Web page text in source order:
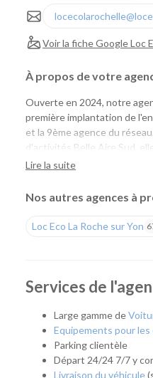
Voir la fiche Google Loc
À propos de votre
Ouverte en 2024, notre
première implantation de
et la 9ème agence du
d'activités Belle Aire Sud,
comme aux professionnels
de tarifs compétitifs et d'un
simplement besoin d'un
agence vous accompagne
Aytré, Périgny, Angoulins,
communes voisines.
Quel véhicule choisir ?
Lire la suite
Nos autres agences à
Loc Eco La Roche sur Yon
Services de
Large gamme de
Equipements pour
Parking clientèle
Départ 24/24 7/7 y
Livraison du véhicule